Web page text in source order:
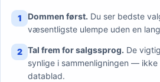
1 Dommen først. Du ser bedste
væsentligste ulempe uden en
2 Tal frem for salgssprog. De
synlige i sammenligningen —
datablad.